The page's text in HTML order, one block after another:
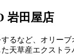
岩田屋店
るなど、オリー
天草産エクスト